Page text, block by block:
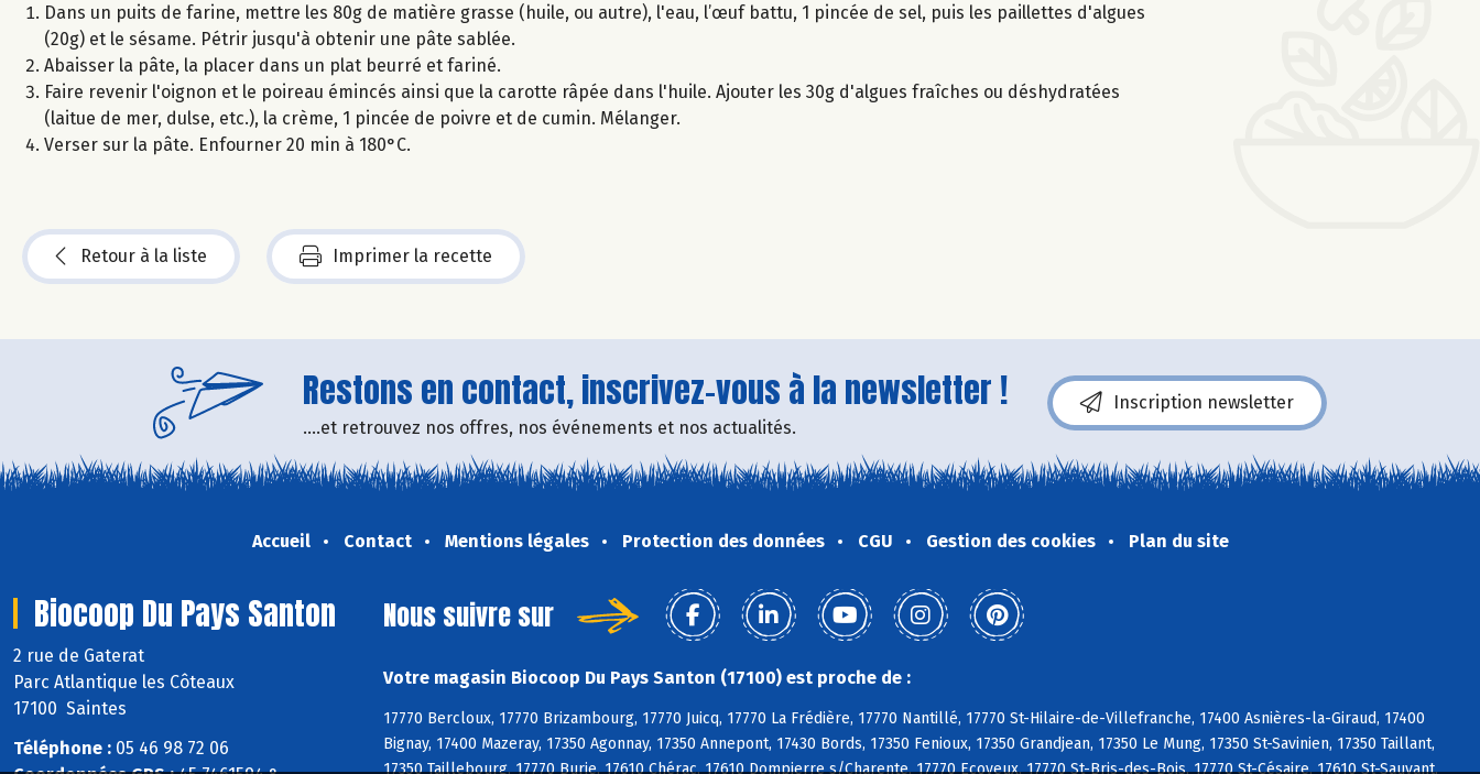
Dans un puits de farine, mettre les 80g de matière grasse (huile, ou autre), l'eau, l’œuf battu, 1 pincée de sel, puis les paillettes d'algues
(20g) et le sésame. Pétrir jusqu'à obtenir une pâte sablée.
Abaisser la pâte, la placer dans un plat beurré et fariné.
Faire revenir l'oignon et le poireau émincés ainsi que la carotte râpée dans l'huile. Ajouter les 30g d'algues fraîches ou déshydratées
(laitue de mer, dulse, etc.), la crème, 1 pincée de poivre et de cumin. Mélanger.
Verser sur la pâte. Enfourner 20 min à 180°C.
Retour à la liste Imprimer la recette
Restons en contact, inscrivez-vous à la newsletter !
....et retrouvez nos offres, nos événements et nos actualités.
Inscription newsletter
Accueil Contact Mentions légales Protection des données CGU Gestion des cookies Plan du site
Biocoop Du Pays Santon
2 rue de Gaterat
Parc Atlantique les Côteaux
17100 Saintes
Téléphone : 05 46 98 72 06
Nous suivre sur
Votre magasin Biocoop Du Pays Santon (17100) est proche de :
17770 Bercloux, 17770 Brizambourg, 17770 Juicq, 17770 La Frédière, 17770 Nantillé, 17770 St-Hilaire-de-Villefranche, 17400 Asnières-la-Giraud, 17400
Bignay, 17400 Mazeray, 17350 Agonnay, 17350 Annepont, 17430 Bords, 17350 Fenioux, 17350 Grandjean, 17350 Le Mung, 17350 St-Savinien, 17350 Taillant,
17350 Taillebourg, 17770 Burie, 17610 Chérac, 17610 Dompierre s/Charente, 17770 Ecoyeux, 17770 St-Bris-des-Bois, 17770 St-Césaire, 17610 St-Sauvant,